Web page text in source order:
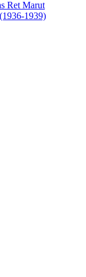
Ret Marut
1939)